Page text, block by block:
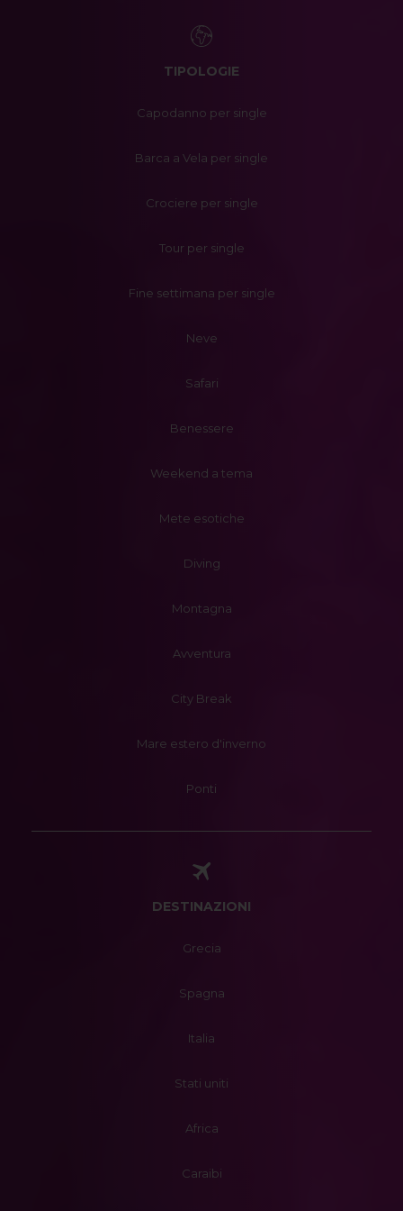
TIPOLOGIE
Capodanno per single
Barca a Vela per single
Crociere per single
Tour per single
Fine settimana per single
Neve
Safari
Benessere
Weekend a tema
Mete esotiche
Diving
Montagna
Avventura
City Break
Mare estero d'inverno
Ponti
DESTINAZIONI
Grecia
Spagna
Italia
Stati uniti
Africa
Caraibi